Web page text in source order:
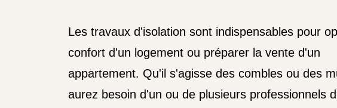
Les travaux d'isolation sont indispensables pour
confort d'un logement ou préparer la vente d'un
appartement. Qu'il s'agisse des combles ou des
aurez besoin d'un ou de plusieurs professionnels